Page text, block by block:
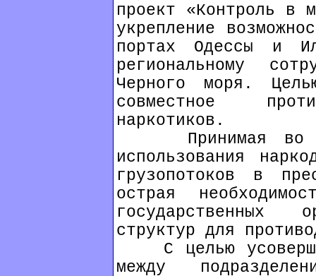
проект «Контроль в
укрепление
портах Одессы и
региональному
Черного моря.
совместное
наркотиков.
Принимая во
использования
грузопотоков в
острая
государственных
структур для
С целью
между